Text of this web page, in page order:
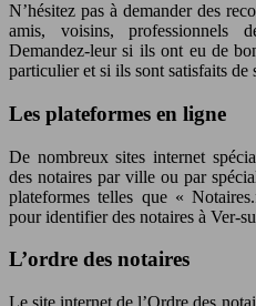
N’hésitez pas à demander des
amis, voisins, professionnels
Demandez-leur si ils ont eu de
particulier et si ils sont satisfaits de
Les plateformes en ligne
De nombreux sites internet
des notaires par ville ou par
plateformes telles que «
pour identifier des notaires à Ver-
L’ordre des notaires
Le site internet de l’Ordre des